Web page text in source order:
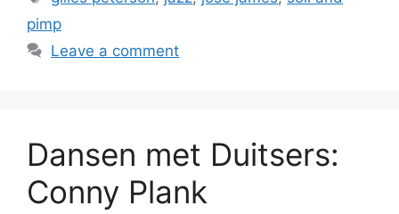
pimp
Leave a comment
Dansen met Duitsers:
Conny Plank